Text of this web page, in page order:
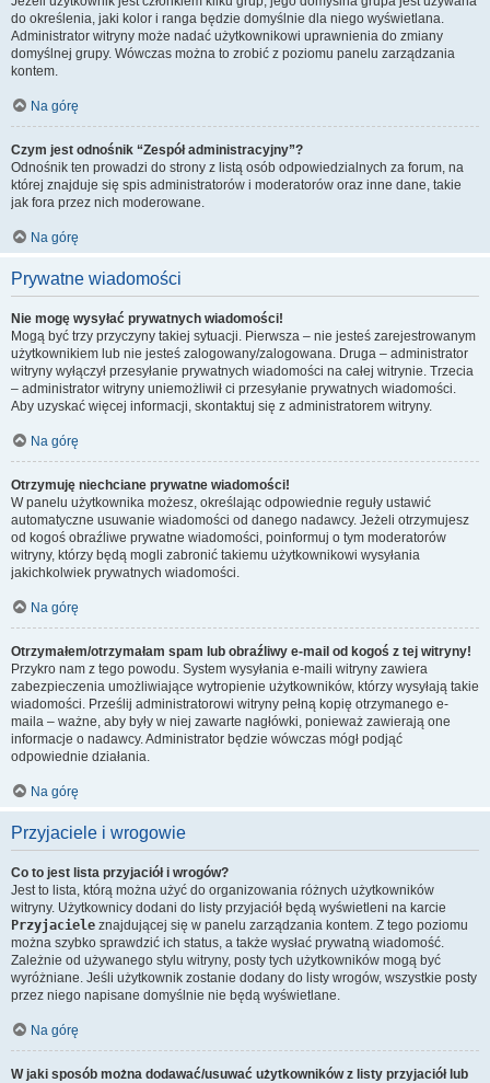
do określenia, jaki kolor i ranga będzie domyślnie dla niego wyświetlana.
Administrator witryny może nadać użytkownikowi uprawnienia do zmiany
domyślnej grupy. Wówczas można to zrobić z poziomu panelu zarządzania
kontem.
Na górę
Czym jest odnośnik “Zespół administracyjny”?
Odnośnik ten prowadzi do strony z listą osób odpowiedzialnych za forum, na
której znajduje się spis administratorów i moderatorów oraz inne dane, takie
jak fora przez nich moderowane.
Na górę
Prywatne wiadomości
Nie mogę wysyłać prywatnych wiadomości!
Mogą być trzy przyczyny takiej sytuacji. Pierwsza – nie jesteś zarejestrowanym
użytkownikiem lub nie jesteś zalogowany/zalogowana. Druga – administrator
witryny wyłączył przesyłanie prywatnych wiadomości na całej witrynie. Trzecia
– administrator witryny uniemożliwił ci przesyłanie prywatnych wiadomości.
Aby uzyskać więcej informacji, skontaktuj się z administratorem witryny.
Na górę
Otrzymuję niechciane prywatne wiadomości!
W panelu użytkownika możesz, określając odpowiednie reguły ustawić
automatyczne usuwanie wiadomości od danego nadawcy. Jeżeli otrzymujesz
od kogoś obraźliwe prywatne wiadomości, poinformuj o tym moderatorów
witryny, którzy będą mogli zabronić takiemu użytkownikowi wysyłania
jakichkolwiek prywatnych wiadomości.
Na górę
Otrzymałem/otrzymałam spam lub obraźliwy e-mail od kogoś z tej witryny!
Przykro nam z tego powodu. System wysyłania e-maili witryny zawiera
zabezpieczenia umożliwiające wytropienie użytkowników, którzy wysyłają takie
wiadomości. Prześlij administratorowi witryny pełną kopię otrzymanego e-
maila – ważne, aby były w niej zawarte nagłówki, ponieważ zawierają one
informacje o nadawcy. Administrator będzie wówczas mógł podjąć
odpowiednie działania.
Na górę
Przyjaciele i wrogowie
Co to jest lista przyjaciół i wrogów?
Jest to lista, którą można użyć do organizowania różnych użytkowników
witryny. Użytkownicy dodani do listy przyjaciół będą wyświetleni na karcie
Przyjaciele znajdującej się w panelu zarządzania kontem. Z tego poziomu
można szybko sprawdzić ich status, a także wysłać prywatną wiadomość.
Zależnie od używanego stylu witryny, posty tych użytkowników mogą być
wyróżniane. Jeśli użytkownik zostanie dodany do listy wrogów, wszystkie posty
przez niego napisane domyślnie nie będą wyświetlane.
Na górę
W jaki sposób można dodawać/usuwać użytkowników z listy przyjaciół lub